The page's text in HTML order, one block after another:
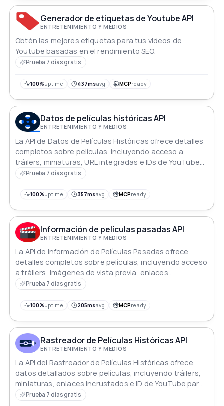
Generador de etiquetas de Youtube API
ENTRETENIMIENTO Y MEDIOS
Obtén las mejores etiquetas para tus videos de
Youtube basadas en el rendimiento SEO.
Prueba 7 días gratis
100%uptime 437msavg MCPready
Datos de películas históricas API
ENTRETENIMIENTO Y MEDIOS
La API de Datos de Películas Históricas ofrece detalles
completos sobre películas, incluyendo acceso a
tráilers, miniaturas, URL integradas e IDs de YouTube
para los últimos estrenos.
Prueba 7 días gratis
100%uptime 357msavg MCPready
Información de películas pasadas API
ENTRETENIMIENTO Y MEDIOS
La API de Información de Películas Pasadas ofrece
detalles completos sobre películas, incluyendo acceso
a tráilers, imágenes de vista previa, enlaces
incrustados e ID de YouTube para los últimos estrenos.
Prueba 7 días gratis
100%uptime 205msavg MCPready
Rastreador de Películas Históricas API
ENTRETENIMIENTO Y MEDIOS
La API del Rastreador de Películas Históricas ofrece
datos detallados sobre películas, incluyendo tráilers,
miniaturas, enlaces incrustados e ID de YouTube para
los últimos estrenos.
Prueba 7 días gratis